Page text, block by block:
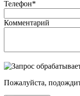
Телефон*
Комментарий
Пожалуйста,